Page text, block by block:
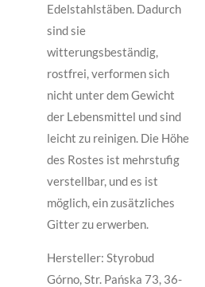
Edelstahlstäben. Dadurch
sind sie
witterungsbeständig,
rostfrei, verformen sich
nicht unter dem Gewicht
der Lebensmittel und sind
leicht zu reinigen. Die Höhe
des Rostes ist mehrstufig
verstellbar, und es ist
möglich, ein zusätzliches
Gitter zu erwerben.
Hersteller: Styrobud
Górno, Str. Pańska 73, 36-